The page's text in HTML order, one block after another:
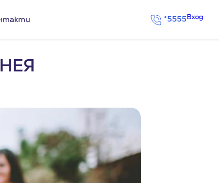
*5555Вход